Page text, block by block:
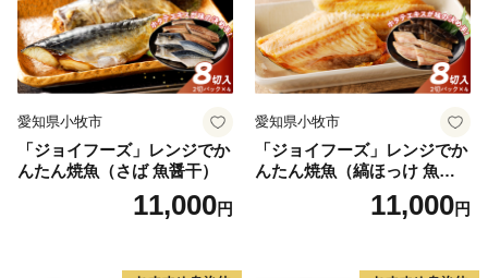
愛知県小牧市
「ジョイフーズ」レンジでか
んたん焼魚（さば 魚醤干）
11,000円
愛知県小牧市
「ジョイフーズ」レンジでか
んたん焼魚（縞ほっけ 魚醤
11,000円